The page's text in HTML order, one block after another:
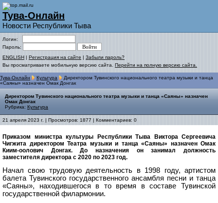
Тува-Онлайн
Новости Республики Тыва
Логин:
Пароль:
ENGLISH | Регистрация на сайте | Забыли пароль?
Вы просматриваете мобильную версию сайта. Перейти на полную версию сайта.
Тува-Онлайн Культура
Директором Тувинского национального театра музыки и танца
«Саяны» назначен Омак Донгак
Директором Тувинского национального театра музыки и танца «Саяны» назначен
Омак Донгак
Рубрика: Культура
21 апреля 2023 г. | Просмотров: 1877 | Комментариев: 0
Приказом министра культуры Республики Тыва Виктора Сергеевича
Чигжита директором Театра музыки и танца «Саяны» назначен Омак
Киим-оолович Донгак. До назначения он занимал должность
заместителя директора с 2020 по 2023 год.
Начал свою трудовую деятельность в 1998 году, артистом
балета Тувинского государственного ансамбля песни и танца
«Саяны», находившегося в то время в составе Тувинской
государственной филармонии.